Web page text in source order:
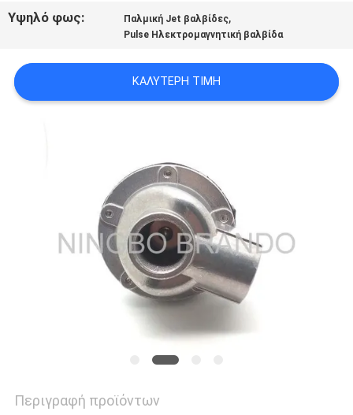
COMPANY
SITEMAP
ΑΠΟΡΡΉΤΟΥ
Υψηλό φως: Παλμική Jet βαλβίδες,
Pulse Ηλεκτρομαγνητική βαλβίδα
ΚΑΛΎΤΕΡΗ ΤΙΜΉ
Περιγραφή προϊόντων